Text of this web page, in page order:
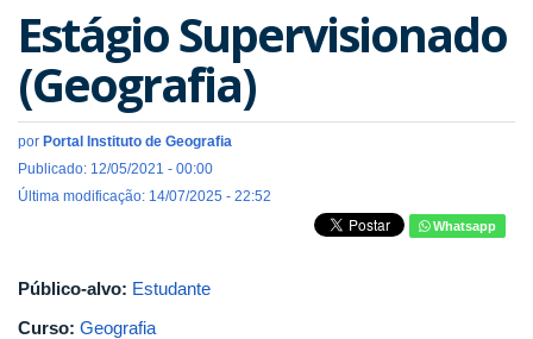
Estágio Supervisionado
(Geografia)
por Portal Instituto de Geografia
Publicado: 12/05/2021 - 00:00
Última modificação: 14/07/2025 - 22:52
Whatsapp
Público-alvo: Estudante
Curso: Geografia